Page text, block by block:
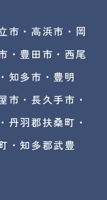
市 ・高浜市・ 岡
・豊田市・西尾
知多市・豊明
市 ・長久手市・
丹羽郡扶桑町・
・知多郡武豊